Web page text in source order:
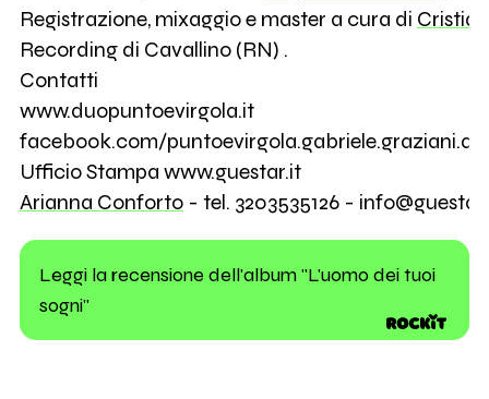
Registrazione, mixaggio e master a cura di
Recording di Cavallino (RN) .
Contatti
www.duopuntoevirgola.it
facebook.com/
Ufficio Stampa www.guestar.it
Arianna Conforto- tel. 3203535126 -
Leggi la recensione dell'album "L'uomo dei tuoi
sogni"